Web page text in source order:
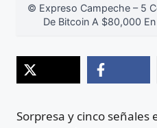
© Expreso Campeche – 5
De Bitcoin A $80,000
Sorpresa y cinco señales